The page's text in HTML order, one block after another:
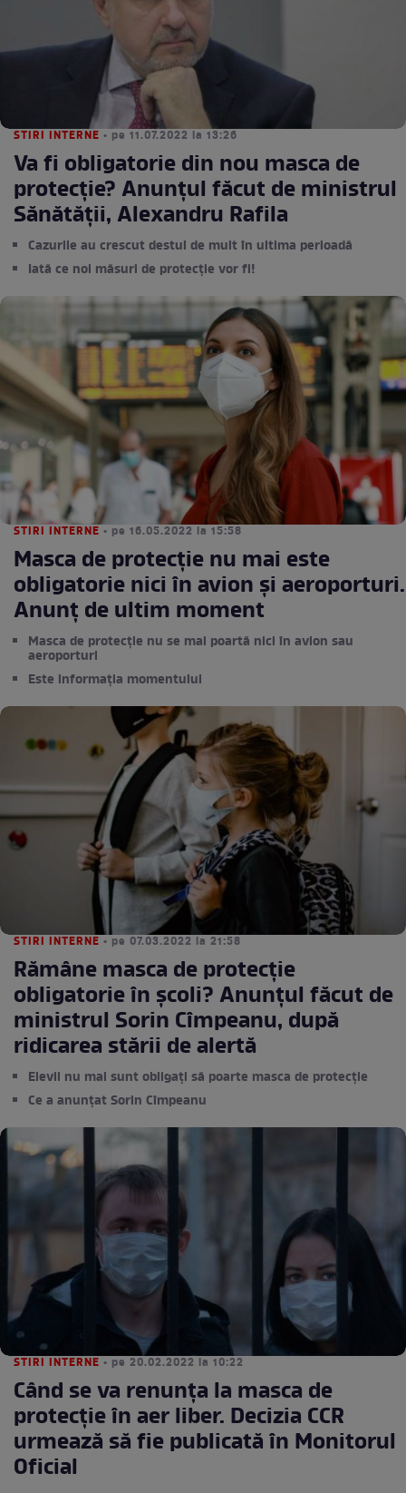
STIRI INTERNE • pe 11.07.2022 la 13:26
Va fi obligatorie din nou masca de
protecție? Anunțul făcut de ministrul
Sănătății, Alexandru Rafila
Cazurile au crescut destul de mult în ultima perioadă
Iată ce noi măsuri de protecție vor fi!
STIRI INTERNE • pe 16.05.2022 la 15:58
Masca de protecție nu mai este
obligatorie nici în avion și aeroporturi.
Anunț de ultim moment
Masca de protecție nu se mai poartă nici în avion sau
aeroporturi
Este informația momentului
STIRI INTERNE • pe 07.03.2022 la 21:58
Rămâne masca de protecție
obligatorie în școli? Anunțul făcut de
ministrul Sorin Cîmpeanu, după
ridicarea stării de alertă
Elevii nu mai sunt obligați să poarte masca de protecție
Ce a anunțat Sorin Cîmpeanu
STIRI INTERNE • pe 20.02.2022 la 10:22
Când se va renunța la masca de
protecție în aer liber. Decizia CCR
urmează să fie publicată în Monitorul
Oficial